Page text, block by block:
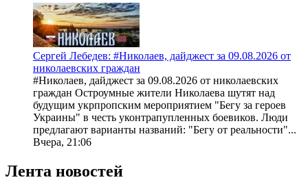
Сергей Лебедев: #Николаев, дайджест за 09.08.2026 от
николаевских граждан
#Николаев, дайджест за 09.08.2026 от николаевских
граждан Остроумные жители Николаева шутят над
будущим укрпропским мероприятием "Бегу за героев
Украины" в честь уконтрапупленных боевиков. Люди
предлагают варианты названий: "Бегу от реальности"...
Вчера, 21:06
Лента новостей